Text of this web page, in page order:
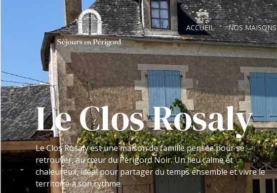
ACCUEIL NOS MAISONS
Le Clos Rosaly
Le Clos Rosaly est une maison de famille pensée pour se
retrouver, au cœur du Périgord Noir. Un lieu calme et
chaleureux, idéal pour partager du temps ensemble et vivre le
territoire à son rythme.